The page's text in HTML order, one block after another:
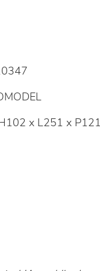
x L251 x